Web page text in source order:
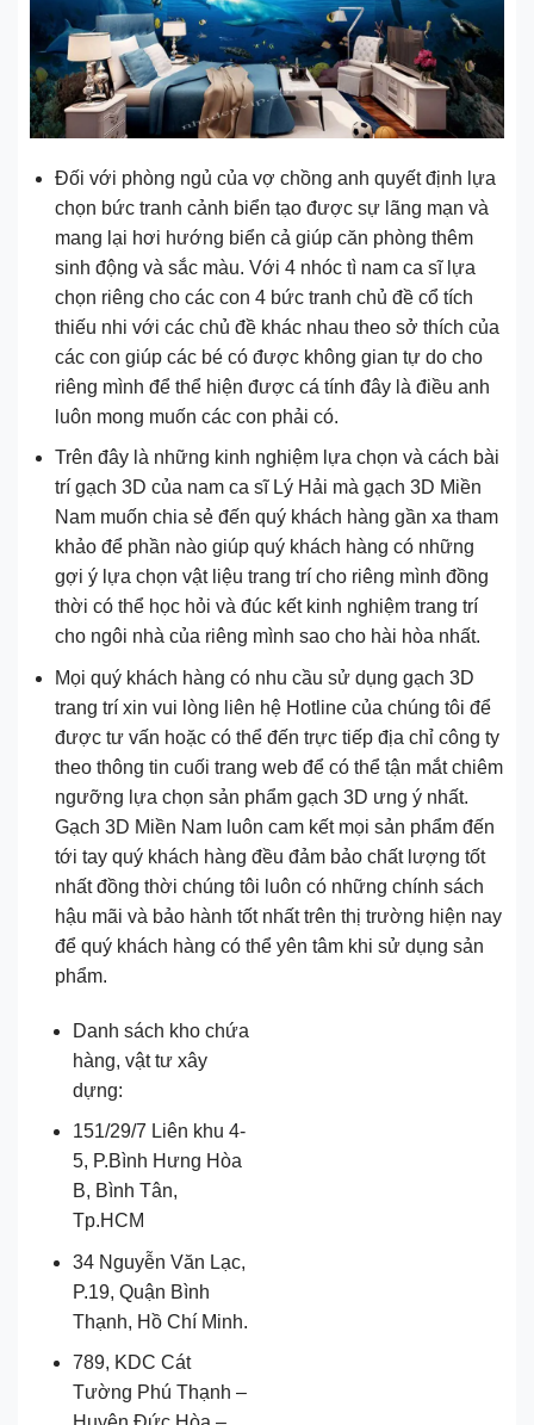
Đối với phòng ngủ của vợ chồng anh quyết định lựa
chọn bức tranh cảnh biển tạo được sự lãng mạn và
mang lại hơi hướng biển cả giúp căn phòng thêm
sinh động và sắc màu. Với 4 nhóc tì nam ca sĩ lựa
chọn riêng cho các con 4 bức tranh chủ đề cổ tích
thiếu nhi với các chủ đề khác nhau theo sở thích của
các con giúp các bé có được không gian tự do cho
riêng mình để thể hiện được cá tính đây là điều anh
luôn mong muốn các con phải có.
Trên đây là những kinh nghiệm lựa chọn và cách bài
trí gạch 3D của nam ca sĩ Lý Hải mà gạch 3D Miền
Nam muốn chia sẻ đến quý khách hàng gần xa tham
khảo để phần nào giúp quý khách hàng có những
gợi ý lựa chọn vật liệu trang trí cho riêng mình đồng
thời có thể học hỏi và đúc kết kinh nghiệm trang trí
cho ngôi nhà của riêng mình sao cho hài hòa nhất.
Mọi quý khách hàng có nhu cầu sử dụng gạch 3D
trang trí xin vui lòng liên hệ Hotline của chúng tôi để
được tư vấn hoặc có thể đến trực tiếp địa chỉ công ty
theo thông tin cuối trang web để có thể tận mắt chiêm
ngưỡng lựa chọn sản phẩm gạch 3D ưng ý nhất.
Gạch 3D Miền Nam luôn cam kết mọi sản phẩm đến
tới tay quý khách hàng đều đảm bảo chất lượng tốt
nhất đồng thời chúng tôi luôn có những chính sách
hậu mãi và bảo hành tốt nhất trên thị trường hiện nay
để quý khách hàng có thể yên tâm khi sử dụng sản
phẩm.
Danh sách kho chứa
hàng, vật tư xây
dựng:
151/29/7 Liên khu 4-
5, P.Bình Hưng Hòa
B, Bình Tân,
Tp.HCM
34 Nguyễn Văn Lạc,
P.19, Quận Bình
Thạnh, Hồ Chí Minh.
789, KDC Cát
Tường Phú Thạnh –